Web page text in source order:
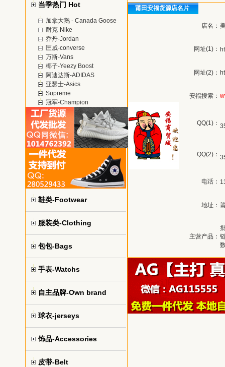
当季热门 Hot
加拿大鹅 - Canada Goose
耐克-Nike
乔丹-Jordan
匡威-converse
万斯-Vans
椰子-Yeezy Boost
阿迪达斯-ADIDAS
亚瑟士-Asics
Supreme
冠军-Champion
鞋类-Footwear
服装类-Clothing
包包-Bags
手表-Watchs
自主品牌-Own brand
球衣-jerseys
饰品-Accessories
皮带-Belt
莆田安福货源店名片
店名：
网址(1)：
网址(2)：
安福搜索：
QQ(1)：
QQ(2)：
电话：
地址：
主营产品：